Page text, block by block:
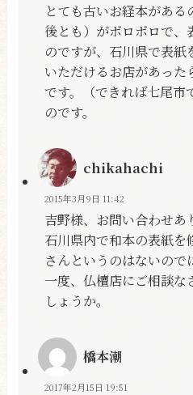
とても古いお経本がある
後とも）がボロボロで、
のですが、石川県で表
いただけるお店があった
です。（できれば七尾市
のです。
chikahachi
2015年3月9日 11:42
吉野様、お問い合わせあ
石川県内で和本の表紙
さんというのはないので
一度、仏檀店にご相談な
しょうか。
橋本潮
2017年2月15日 19:51